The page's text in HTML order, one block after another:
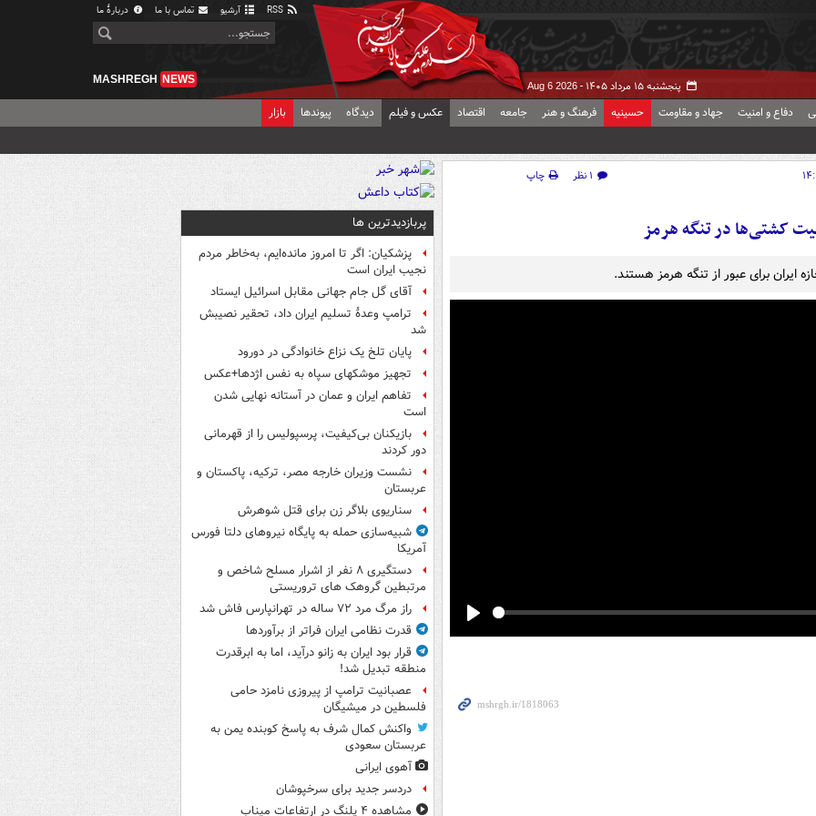
آرشیو تماس با ما دربارهٔ ما
پنجشنبه ۱۵ مرداد ۱۴۰۵ - Aug 6 2026
MASHREGH NEWS
دفاع و امنیت جهاد و مقاومت حسینیه فرهنگ و هنر جامعه اقتصاد عکس و فیلم دیدگاه پیوندها بازار
۱ نظر
چاپ
کشتی‌ها در تنگه هرمز
ایران برای عبور از تنگه هرمز هستند.
پربازدیدترین ها
پزشکیان: اگر تا امروز مانده‌ایم، به‌خاطر مردم
نجیب ایران است
آقای گل جام جهانی مقابل اسرائیل ایستاد
ترامپ وعدۀ تسلیم ایران داد، تحقیر نصیبش
شد
پایان تلخ یک نزاع خانوادگی در دورود
تجهیز موشکهای سپاه به نفس اژدها+عکس
تفاهم ایران و عمان در آستانه نهایی شدن
است
بازیکنان بی‌کیفیت، پرسپولیس را از قهرمانی
دور کردند
نشست وزیران خارجه مصر، ترکیه، پاکستان و
عربستان
سناریوی بلاگر زن برای قتل شوهرش
شبیه‌سازی حمله به پایگاه نیروهای دلتا فورس
آمریکا
دستگیری ۸ نفر از اشرار مسلح شاخص و
مرتبطین گروهک های تروریستی
راز مرگ مرد ۷۲ ساله در تهرانپارس فاش شد
قدرت نظامی ایران فراتر از برآوردها
قرار بود ایران به زانو درآید، اما به ابرقدرت
منطقه تبدیل شد!
عصبانیت ترامپ از پیروزی نامزد حامی
فلسطین در میشیگان
واکنش کمال شرف به پاسخ کوبنده یمن به
عربستان سعودی
آهوی ایرانی
دردسر جدید برای سرخپوشان
مشاهده ۴ پلنگ در ارتفاعات میناب